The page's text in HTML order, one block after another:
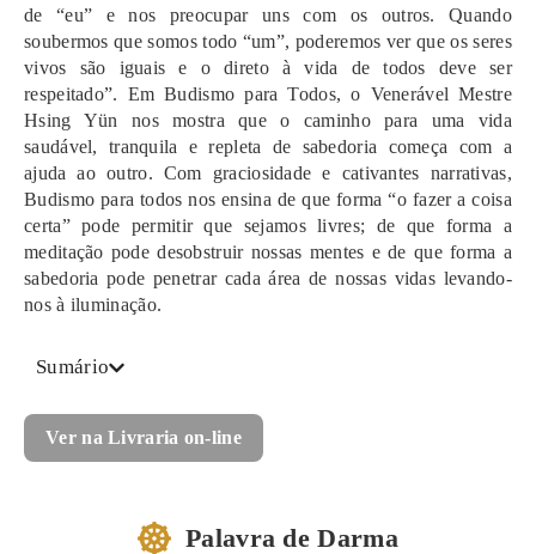
de “eu” e nos preocupar uns com os outros. Quando
soubermos que somos todo “um”, poderemos ver que os seres
vivos são iguais e o direto à vida de todos deve ser
respeitado”. Em Budismo para Todos, o Venerável Mestre
Hsing Yün nos mostra que o caminho para uma vida
saudável, tranquila e repleta de sabedoria começa com a
ajuda ao outro. Com graciosidade e cativantes narrativas,
Budismo para todos nos ensina de que forma “o fazer a coisa
certa” pode permitir que sejamos livres; de que forma a
meditação pode desobstruir nossas mentes e de que forma a
sabedoria pode penetrar cada área de nossas vidas levando-
nos à iluminação.
Sumário
Ver na Livraria on-line
Palavra de Darma